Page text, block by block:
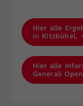
Hier alle
in Kitzbühel.
Hier alle
Generali